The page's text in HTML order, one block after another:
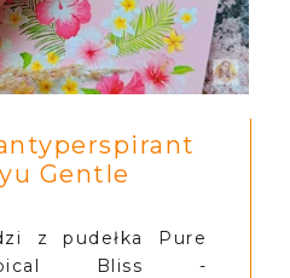
Gentle
z pudełka Pure
Bliss -